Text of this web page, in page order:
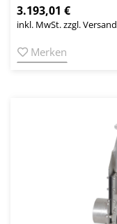
3.193,01 €
inkl. MwSt. zzgl. Versand
Merken